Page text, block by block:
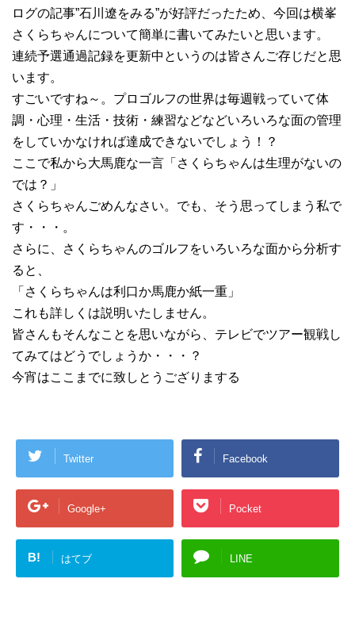
ログの記事”石川遼をみる”が好評だったため、今回は横峯
さくらちゃんについて簡単に書いてみたいと思います。
連続予選通過記録を更新中というのは皆さんご存じだと思
います。
すごいですね～。プロゴルフの世界は毎週戦っていて体
調・心理・生活・技術・練習などなどいろいろな面の管理
をしていかなければ達成できないでしょう！？
ここで私から大馬鹿な一言「さくらちゃんは生理がないの
では？」
さくらちゃんごめんなさい。でも、そう思ってしまう私で
す・・・。
さらに、さくらちゃんのゴルフをいろいろな面から分析す
ると、
「さくらちゃんは利口か馬鹿か紙一重」
これも詳しくは説明いたしません。
皆さんもそんなことを思いながら、テレビでツアー観戦し
てみてはどうでしょうか・・・？
今宵はここまでに致しとうござりまする
Twitter Facebook
Google+ Pocket
B! はてブ LINE